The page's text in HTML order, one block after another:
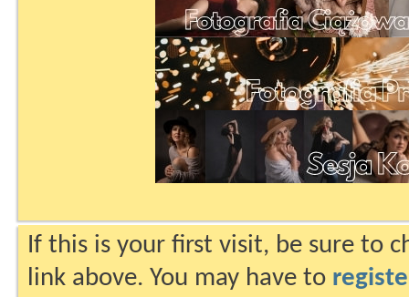
If this is your first visit, be sure to
link above. You may have to